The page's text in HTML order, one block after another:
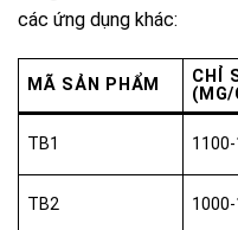
các ứng dụng khác:
MÃ SẢN PHẨM
CHỈ
(MG/
TB1
TB2